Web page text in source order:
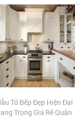
Tủ Bếp Đẹp Hiện Đại
Trọng Giá Rẻ Quận